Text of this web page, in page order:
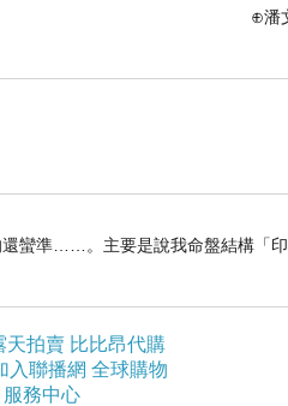
潘文良 在壁立千
還蠻準……。主要是說我命盤結構「
天拍賣 比比昂代購
入聯播網 全球購物
服務中心